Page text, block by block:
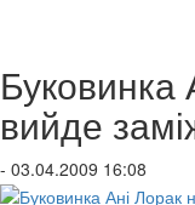
Буковинка
вийде
- 03.04.2009 16:08